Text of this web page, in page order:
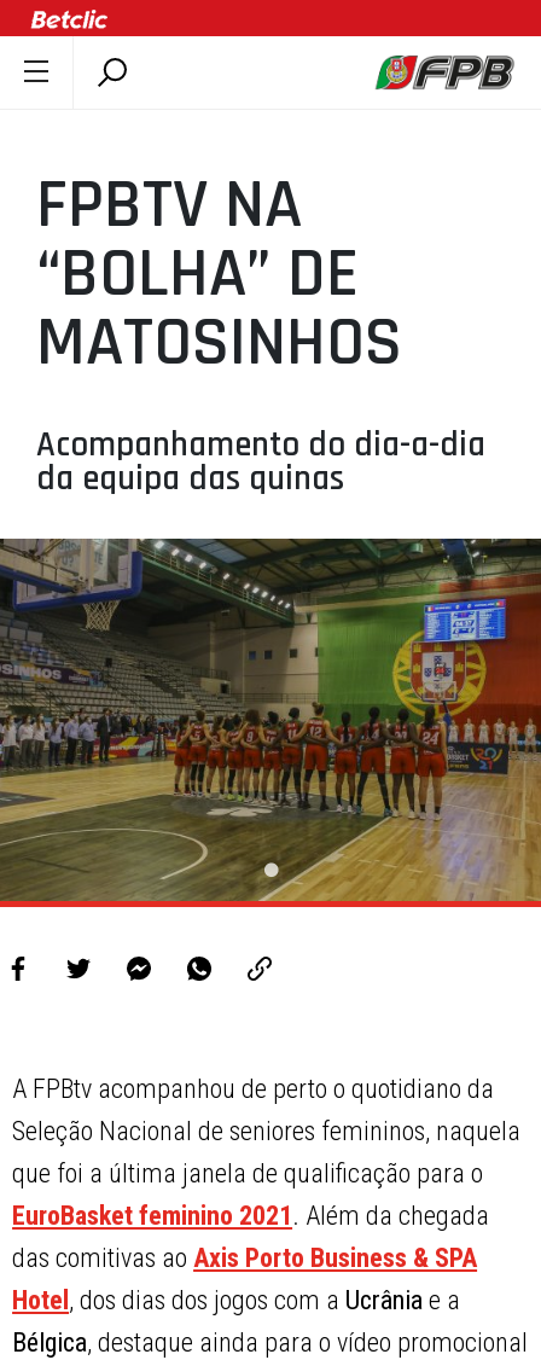
ÚLTIMAS
COMPETIÇÕES
ASSOCIAÇÕES
CLUBES
AGENTES
SELEÇÕES
MINIBASQUETE
ÁREA TÉCNICA
PROJETOS
LIGA BETCLIC MASCULINA
LIGA BETCLIC FEMININA
FPBTV NA
“BOLHA” DE
MATOSINHOS
Acompanhamento do dia-a-dia
da equipa das quinas
A FPBtv acompanhou de perto o quotidiano da
Seleção Nacional de seniores femininos, naquela
que foi a última janela de qualificação para o
EuroBasket feminino 2021 . Além da chegada
das comitivas aoAxis Porto Business & SPA
Hotel , dos dias dos jogos com a Ucrânia e a
Bélgica, destaque ainda para o vídeo promocional